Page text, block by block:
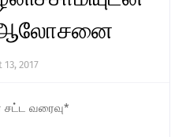
ஆலோசனை
2017
வரைவு*